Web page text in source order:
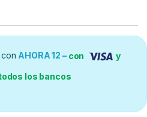
AHORA 12 – con y
los bancos